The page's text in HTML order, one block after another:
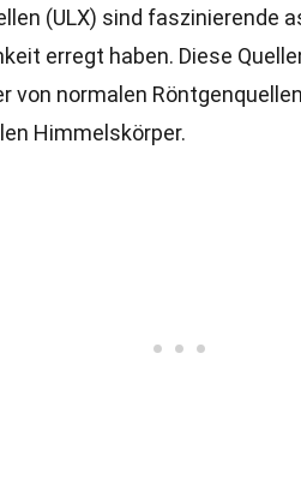
(ULX) sind faszinierende
erregt haben. Diese
von normalen
Himmelskörper.